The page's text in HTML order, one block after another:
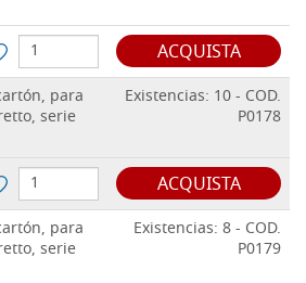
ACQUISTA
para
serie
Existencias: 10 - COD.
P0178
ACQUISTA
para
serie
Existencias: 8 - COD.
P0179